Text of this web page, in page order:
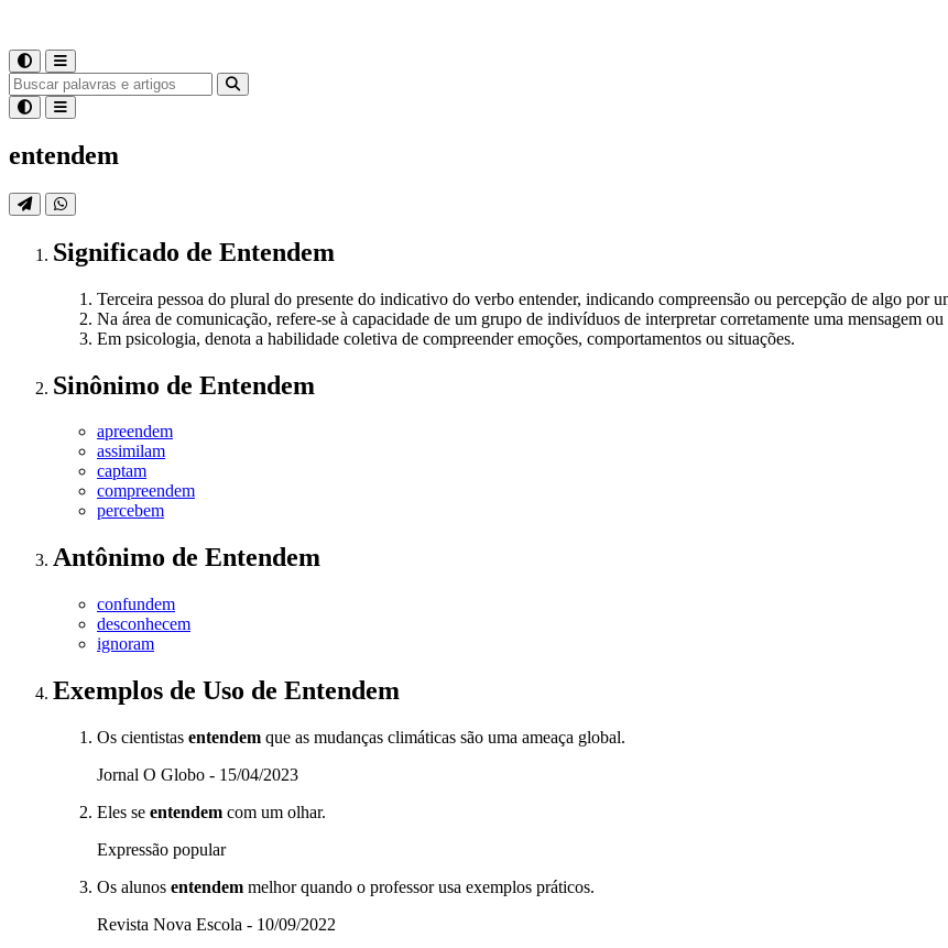
entendem
Significado de Entendem
Terceira pessoa do plural do presente do indicativo do verbo entender, indicando compreensão ou percepção de algo por
Na área de comunicação, refere-se à capacidade de um grupo de indivíduos de interpretar corretamente uma mensagem
Em psicologia, denota a habilidade coletiva de compreender emoções, comportamentos ou situações.
Sinônimo de Entendem
apreendem
assimilam
captam
compreendem
percebem
Antônimo de Entendem
confundem
desconhecem
ignoram
Exemplos de Uso de Entendem
Os cientistas entendem que as mudanças climáticas são uma ameaça global.
Jornal O Globo - 15/04/2023
Eles se entendem com um olhar.
Expressão popular
Os alunos entendem melhor quando o professor usa exemplos práticos.
Revista Nova Escola - 10/09/2022